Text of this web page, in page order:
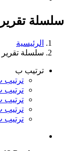
سلسلة
الرئيسية
سلسلة
ترتيب ب
ترتيب
ترتيب
ترتيب
ترتيب
ترتيب